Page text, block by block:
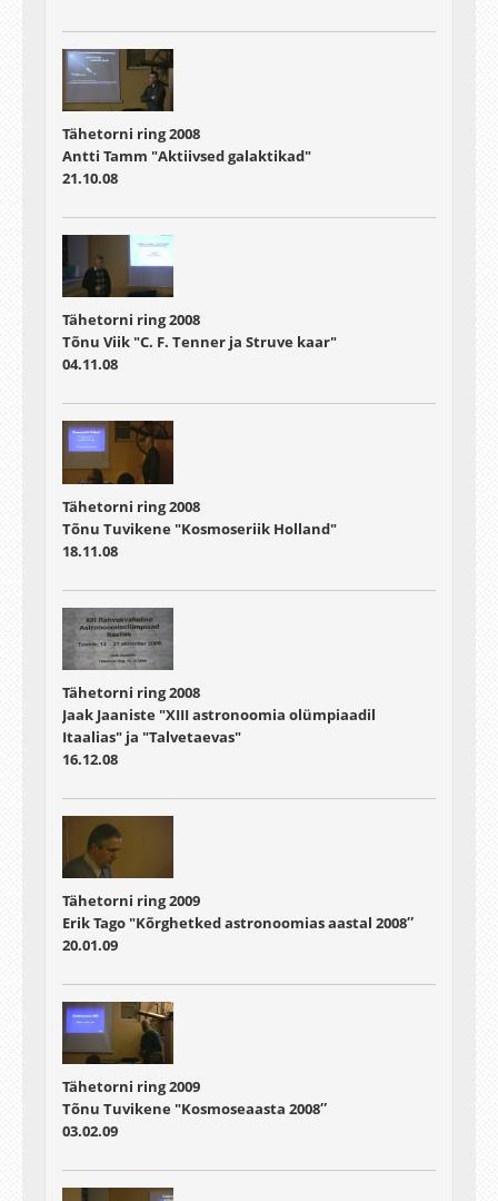
Tähetorni ring 2008
Antti Tamm "Aktiivsed galaktikad"
21.10.08
Tähetorni ring 2008
Tõnu Viik "C. F. Tenner ja Struve kaar"
04.11.08
Tähetorni ring 2008
Tõnu Tuvikene "Kosmoseriik Holland"
18.11.08
Tähetorni ring 2008
Jaak Jaaniste "XIII astronoomia olümpiaadil
Itaalias" ja "Talvetaevas"
16.12.08
Tähetorni ring 2009
Erik Tago "Kõrghetked astronoomias aastal 2008″
20.01.09
Tähetorni ring 2009
Tõnu Tuvikene "Kosmoseaasta 2008″
03.02.09